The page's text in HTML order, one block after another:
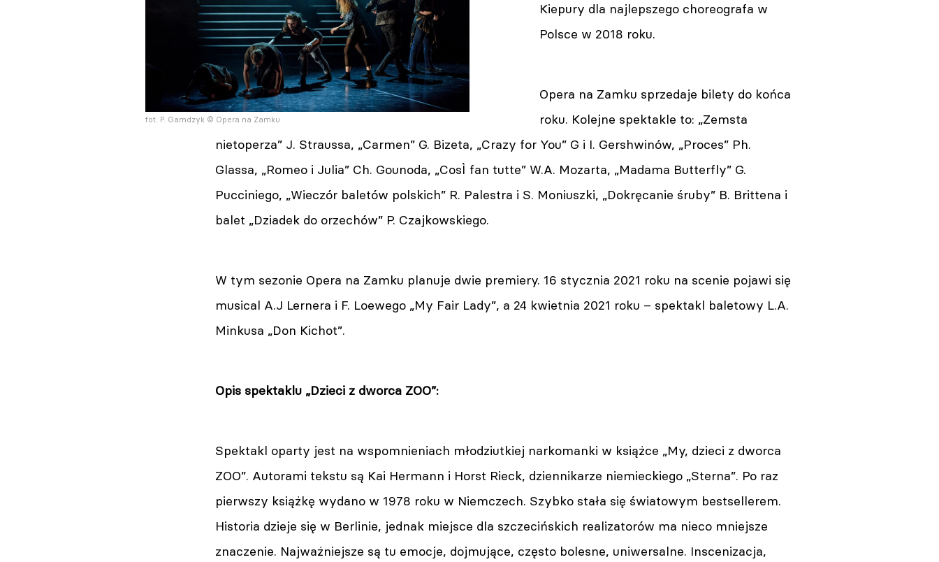
fot. P. Gamdzyk © Opera na Zamku
Kiepury dla najlepszego choreografa w
Polsce w 2018 roku.
Opera na Zamku sprzedaje bilety do końca
roku. Kolejne spektakle to: „Zemsta
nietoperza” J. Straussa, „Carmen” G. Bizeta, „Crazy for You” G i I. Gershwinów, „Proces” Ph.
Glassa, „Romeo i Julia” Ch. Gounoda, „CosÌ fan tutte” W.A. Mozarta, „Madama Butterfly” G.
Pucciniego, „Wieczór baletów polskich” R. Palestra i S. Moniuszki, „Dokręcanie śruby” B. Brittena i
balet „Dziadek do orzechów” P. Czajkowskiego.
W tym sezonie Opera na Zamku planuje dwie premiery. 16 stycznia 2021 roku na scenie pojawi się
musical A.J Lernera i F. Loewego „My Fair Lady”, a 24 kwietnia 2021 roku – spektakl baletowy L.A.
Minkusa „Don Kichot”.
Opis spektaklu „Dzieci z dworca ZOO”:
Spektakl oparty jest na wspomnieniach młodziutkiej narkomanki w książce „My, dzieci z dworca
ZOO”. Autorami tekstu są Kai Hermann i Horst Rieck, dziennikarze niemieckiego „Sterna”. Po raz
pierwszy książkę wydano w 1978 roku w Niemczech. Szybko stała się światowym bestsellerem.
Historia dzieje się w Berlinie, jednak miejsce dla szczecińskich realizatorów ma nieco mniejsze
znaczenie. Najważniejsze są tu emocje, dojmujące, często bolesne, uniwersalne. Inscenizacja,